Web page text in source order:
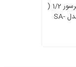
واحد مراقبت و تنظیم فشار تکی کمپرسور 1/2 (
رطوبت گیر ) سوماک SUMAKE مدل SA-